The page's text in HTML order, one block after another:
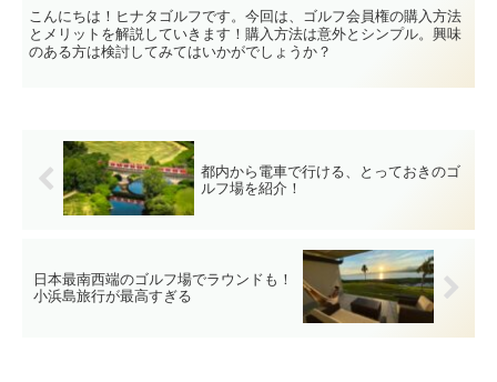
こんにちは！ヒナタゴルフです。今回は、ゴルフ会員権の購入方法
とメリットを解説していきます！購入方法は意外とシンプル。興味
のある方は検討してみてはいかがでしょうか？
都内から電車で行ける、とっておきのゴ
ルフ場を紹介！
日本最南西端のゴルフ場でラウンドも！
小浜島旅行が最高すぎる